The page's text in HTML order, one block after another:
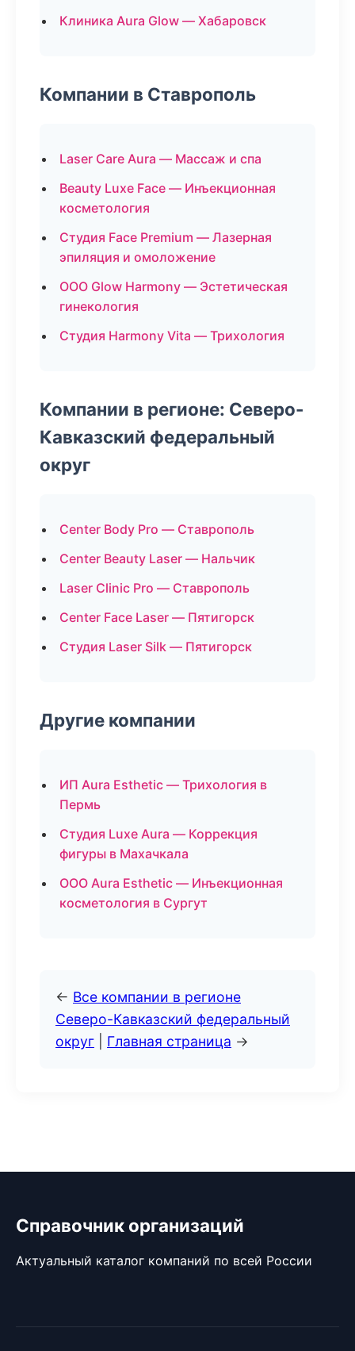
Клиника Aura Glow — Хабаровск
Компании в Ставрополь
Laser Care Aura — Массаж и спа
Beauty Luxe Face — Инъекционная
косметология
Студия Face Premium — Лазерная
эпиляция и омоложение
ООО Glow Harmony — Эстетическая
гинекология
Студия Harmony Vita — Трихология
Компании в регионе: Северо-
Кавказский федеральный
округ
Center Body Pro — Ставрополь
Center Beauty Laser — Нальчик
Laser Clinic Pro — Ставрополь
Center Face Laser — Пятигорск
Студия Laser Silk — Пятигорск
Другие компании
ИП Aura Esthetic — Трихология в
Пермь
Студия Luxe Aura — Коррекция
фигуры в Махачкала
ООО Aura Esthetic — Инъекционная
косметология в Сургут
← Все компании в регионе
Северо-Кавказский федеральный
округ
Главная страница →
Справочник организаций
Актуальный каталог компаний по всей России